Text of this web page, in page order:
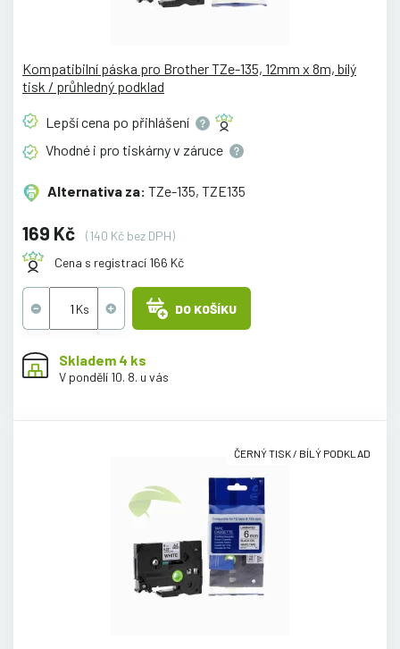
Kompatibilní páska pro Brother TZe-135, 12mm x 8m, bílý
tisk / průhledný podklad
Lepší cena po přihlášení
Vhodné i pro tiskárny v záruce
Alternativa za: TZe-135, TZE135
169 Kč
(140 Kč bez DPH)
Cena s registrací 166 Kč
DO KOŠÍKU
Skladem 4 ks
V pondělí 10. 8. u vás
ČERNÝ TISK / BÍLÝ PODKLAD